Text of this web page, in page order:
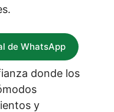
de WhatsApp
donde los
y